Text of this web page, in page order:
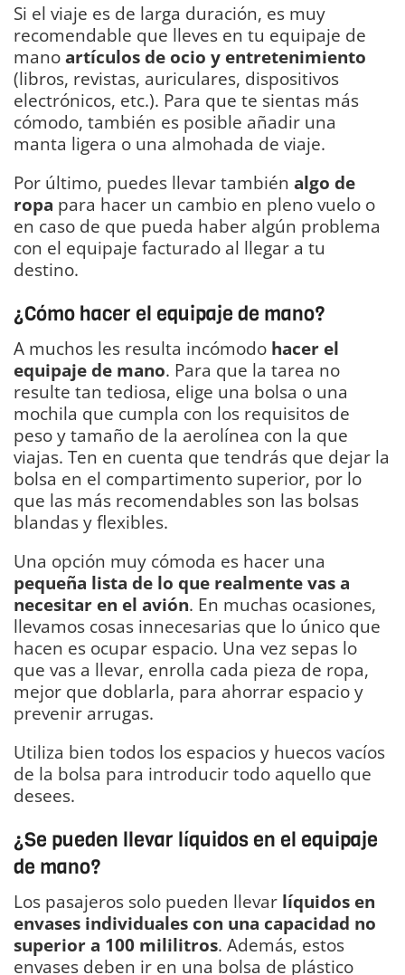
Si el viaje es de larga duración, es muy
recomendable que lleves en tu equipaje de
manoartículos de ocio y entretenimiento
(libros, revistas, auriculares, dispositivos
electrónicos, etc.). Para que te sientas más
cómodo, también es posible añadir una
manta ligera o una almohada de viaje.
Por último, puedes llevar también algo de
ropa para hacer un cambio en pleno vuelo o
en caso de que pueda haber algún problema
con el equipaje facturado al llegar a tu
destino.
¿Cómo hacer el equipaje de mano?
A muchos les resulta incómodo hacer el
equipaje de mano. Para que la tarea no
resulte tan tediosa, elige una bolsa o una
mochila que cumpla con los requisitos de
peso y tamaño de la aerolínea con la que
viajas. Ten en cuenta que tendrás que dejar la
bolsa en el compartimento superior, por lo
que las más recomendables son las bolsas
blandas y flexibles.
Una opción muy cómoda es hacer una
pequeña lista de lo que realmente vas a
necesitar en el avión. En muchas ocasiones,
llevamos cosas innecesarias que lo único que
hacen es ocupar espacio. Una vez sepas lo
que vas a llevar, enrolla cada pieza de ropa,
mejor que doblarla, para ahorrar espacio y
prevenir arrugas.
Utiliza bien todos los espacios y huecos vacíos
de la bolsa para introducir todo aquello que
desees.
¿Se pueden llevar líquidos en el equipaje
de mano?
Los pasajeros solo pueden llevar líquidos en
envases individuales con una capacidad no
superior a 100 mililitros. Además, estos
envases deben ir en una bolsa de plástico